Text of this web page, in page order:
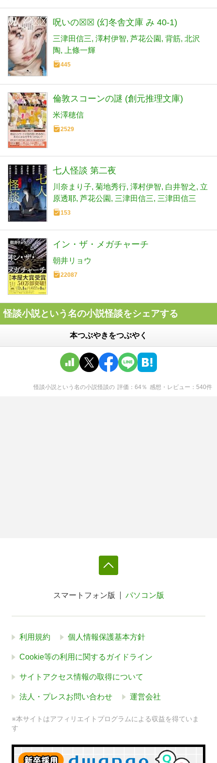
呪いの☒☒ (幻冬舎文庫 み 40-1)
三津田信三 澤村伊智 芦花公園 背筋 北沢
陶
上條一輝
445
倫敦スコーンの謎 (創元推理文庫)
米澤穂信
2529
七人怪談 第二夜
川奈まり子 菊地秀行 澤村伊智 白井智之
立
原透耶 芦花公園 三津田信三 三津田信三
153
イン・ザ・メガチャーチ
朝井リョウ
22087
怪談小説という名の小説怪談をシェアする
本つぶやきをつぶやく
怪談小説という名の小説怪談の 評価 64％ 感想・レビュー 540件
スマートフォン版 パソコン版
利用規約 個人情報保護基本方針
Cookie等の利用に関するガイドライン
サイトアクセス情報の取得について
法人・プレスお問い合わせ 運営会社
※本サイトはアフィリエイトプログラムによる収益を得ていま
す